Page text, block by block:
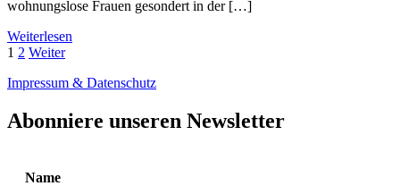
wohnungslose Frauen gesondert in der […]
Weiterlesen
Beitrags-
Seite
1 Seite
2 Weiter
Impressum & Datenschutz
Abonniere unseren Newsletter
Name